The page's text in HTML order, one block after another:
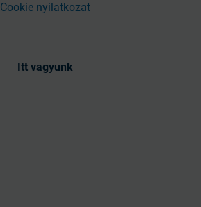
Cookie nyilatkozat
Itt vagyunk